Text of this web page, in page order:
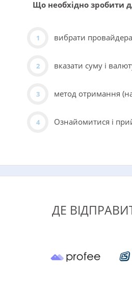
Що необхідно зробити
вибрати
вказати суму і
метод отримання
Ознайомитися і
ДЕ